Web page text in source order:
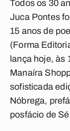
Todos os 30
Juca Pontes
15 anos de
(Forma
lança hoje, às
Manaíra
sofisticada
Nóbrega,
posfácio de